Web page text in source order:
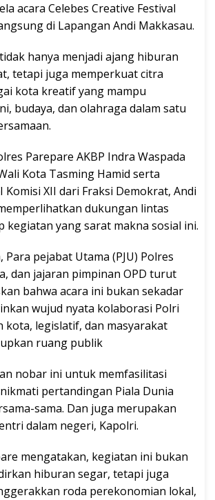
acara Celebes Creative Festival
di Lapangan Andi Makkasau.
hanya menjadi ajang hiburan
tetapi juga memperkuat citra
kota kreatif yang mampu
budaya, dan olahraga dalam satu
Parepare AKBP Indra Waspada
Kota Tasming Hamid serta
Komisi XII dari Fraksi Demokrat, Andi
dukungan lintas
kegiatan yang sarat makna sosial ini.
pejabat Utama (PJU) Polres
dan jajaran pimpinan OPD turut
bahwa acara ini bukan sekadar
wujud nyata kolaborasi Polri
kota, legislatif, dan masyarakat
ruang publik
nobar ini untuk memfasilitasi
pertandingan Piala Dunia
sama. Dan juga merupakan
dalam negeri, Kapolri.
mengatakan, kegiatan ini bukan
hiburan segar, tetapi juga
roda perekonomian lokal,